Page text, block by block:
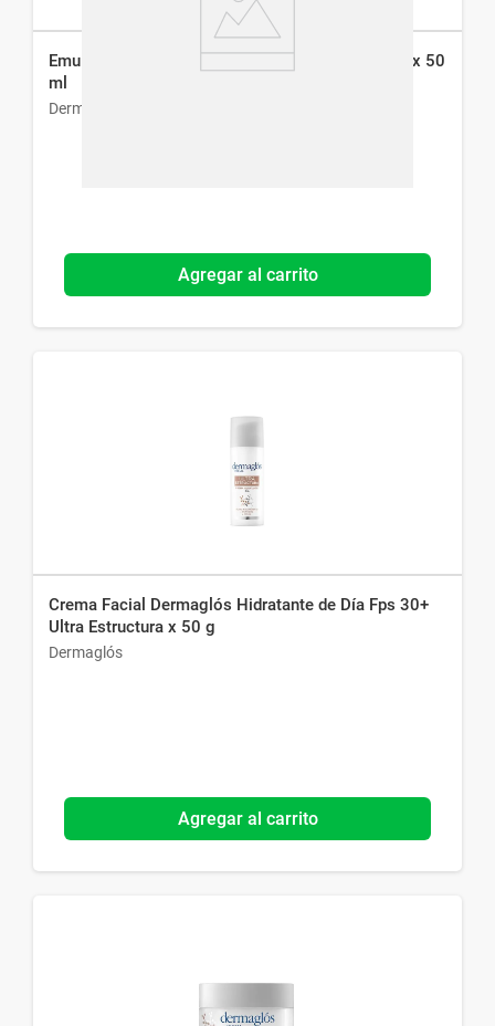
Emulsión Facial Dermaglós para Rojeces Fps 30 x 50
ml
Dermaglós
Agregar al carrito
Crema Facial Dermaglós Hidratante de Día Fps 30+
Ultra Estructura x 50 g
Dermaglós
Agregar al carrito